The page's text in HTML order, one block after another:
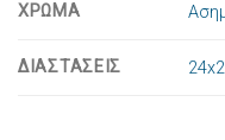
ΧΡΩΜΑ
ΔΙΑΣΤΑΣΕΙΣ